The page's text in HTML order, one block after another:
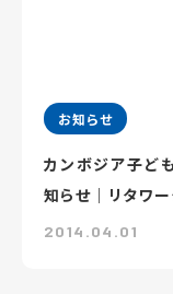
お知らせ
カンボジア子ど
知らせ｜リタワー
2014.04.01